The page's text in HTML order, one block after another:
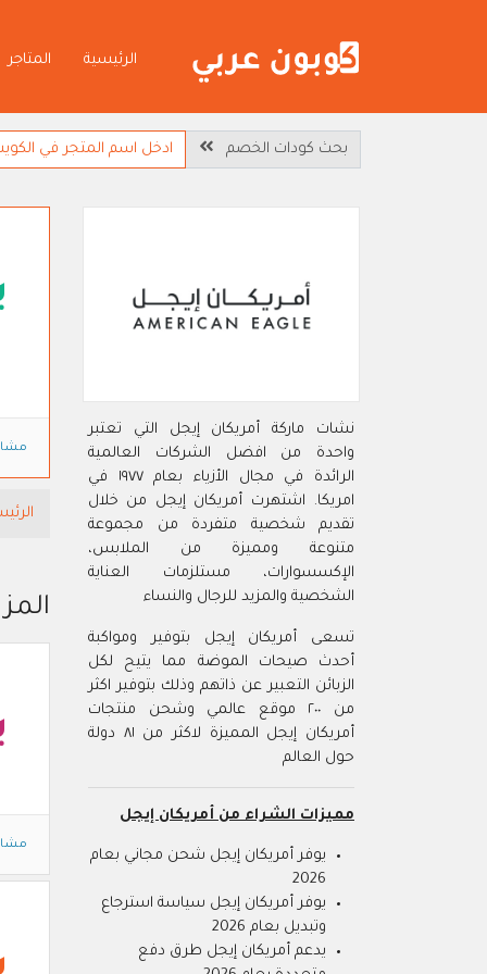
الرئيسية المتاجر
بحث كودات الخصم
نشات ماركة أمريكان إيجل التي تعتبر
واحدة من افضل الشركات العالمية
الرائدة في مجال الأزياء بعام ١٩٧٧ في
امريكا. اشتهرت أمريكان إيجل من خلال
تقديم شخصية متفردة من مجموعة
متنوعة ومميزة من الملابس،
الإكسسوارات، مستلزمات العناية
الشخصية والمزيد للرجال والنساء
تسعى أمريكان إيجل بتوفير ومواكبة
أحدث صيحات الموضة مما يتيح لكل
الزبائن التعبير عن ذاتهم وذلك بتوفير اكثر
من ٢٠٠ موقع عالمي وشحن منتجات
أمريكان إيجل المميزة لاكثر من ٨١ دولة
حول العالم
مميزات الشراء من أمريكان إيجل
يوفر أمريكان إيجل شحن مجاني بعام
2026
يوفر أمريكان إيجل سياسة استرجاع
وتبديل بعام 2026
يدعم أمريكان إيجل طرق دفع